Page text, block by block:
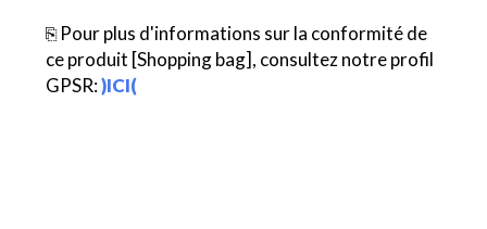
⎘ Pour plus d'informations sur la conformité de
ce produit [Shopping bag], consultez notre profil
GPSR:)ICI(